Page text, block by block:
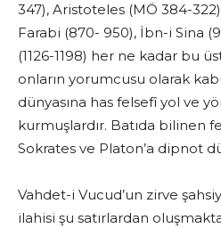
347), Aristoteles (MÖ 384-
Farabi (870- 950), İbn-i Sina
(1126-1198) her ne kadar bu
onların yorumcusu olarak
dünyasına has felsefî yol ve
kurmuşlardır. Batıda bilinen
Sokrates ve Platon’a dipnot
Vahdet-i Vucud’un zirve
ilahisi şu satırlardan